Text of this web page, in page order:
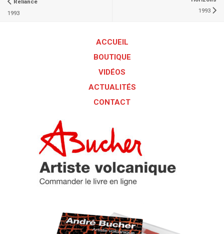
1993
1993
ACCUEIL
BOUTIQUE
VIDÉOS
ACTUALITÉS
CONTACT